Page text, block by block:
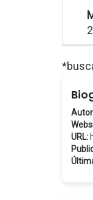
URL: